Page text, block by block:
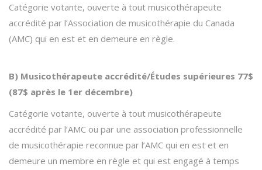
Catégorie votante, ouverte à tout musicothérapeute
accrédité par l’Association de musicothérapie du Canada
(AMC) qui en est et en demeure en règle.
B) Musicothérapeute accrédité/Études supérieures 77$
(87$ après le 1er décembre)
Catégorie votante, ouverte à tout musicothérapeute
accrédité par l’AMC ou par une association professionnelle
de musicothérapie reconnue par l’AMC qui en est et en
demeure un membre en règle et qui est engagé à temps